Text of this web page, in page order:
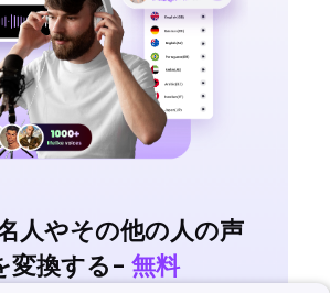
人やその他の人の声
変換する- 無料